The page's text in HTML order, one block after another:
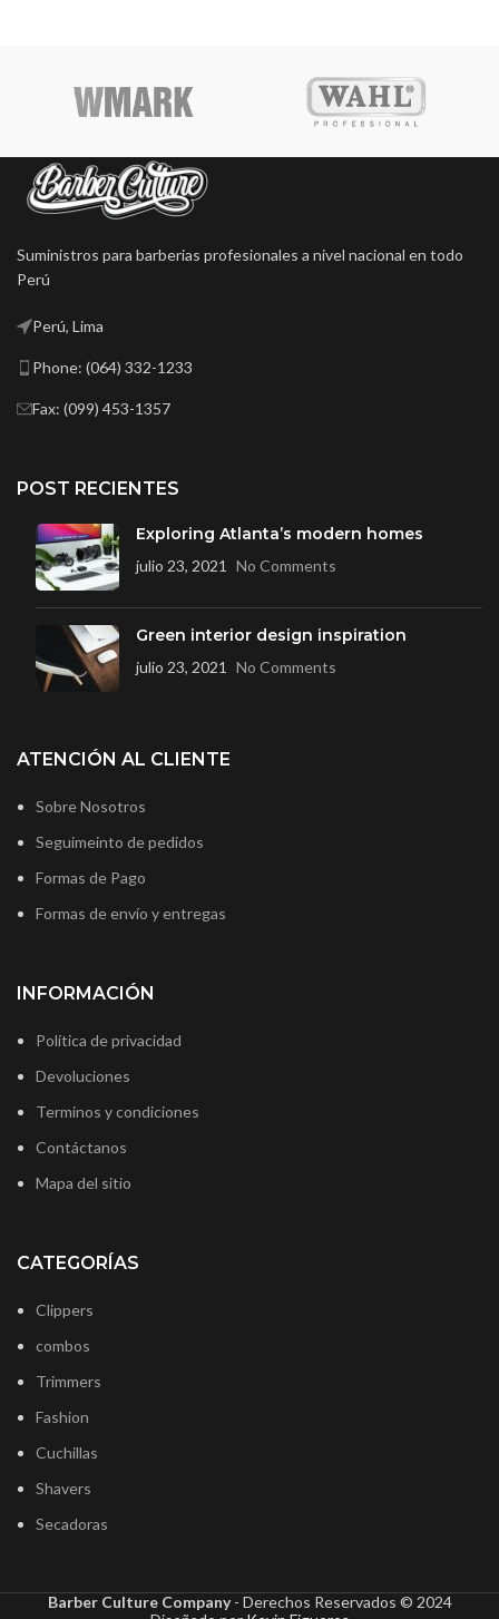
Suministros para barberias profesionales a nivel nacional en todo
Perú
Perú, Lima
Phone: (064) 332-1233
Fax: (099) 453-1357
POST RECIENTES
Exploring Atlanta’s modern homes
julio 23, 2021 No Comments
Green interior design inspiration
julio 23, 2021 No Comments
ATENCIÓN AL CLIENTE
Sobre Nosotros
Seguimeinto de pedidos
Formas de Pago
Formas de envío y entregas
INFORMACIÓN
Política de privacidad
Devoluciones
Terminos y condiciones
Contáctanos
Mapa del sitio
CATEGORÍAS
Clippers
combos
Trimmers
Fashion
Cuchillas
Shavers
Secadoras
Barber Culture Company- Derechos Reservados © 2024